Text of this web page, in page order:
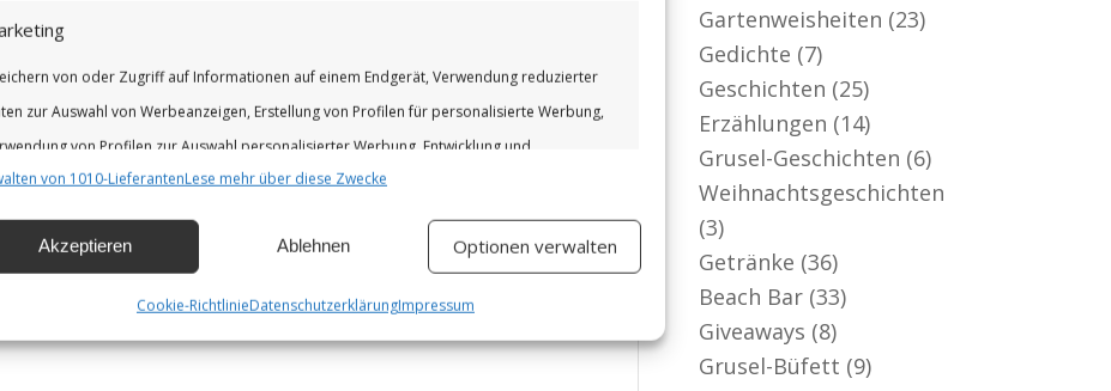
von oder Zugriff auf Informationen auf einem Endgerät, Verwendung reduzierter
zur Auswahl von Werbeanzeigen, Erstellung von Profilen für personalisierte Werbung,
von Profilen zur Auswahl personalisierter Werbung, Entwicklung und
der Angebote.
Immer aktiv
und Kombination von Daten aus unterschiedlichen Quellen,
von 1010-LieferantenLese mehr über diese Zwecke
Akzeptieren Ablehnen Optionen verwalten
Cookie-RichtlinieDatenschutzerklärungImpressum
Gartenweisheiten (23)
Gedichte (7)
Geschichten (25)
Erzählungen (14)
Grusel-Geschichten (6)
Weihnachtsgeschichten
(3)
Getränke (36)
Beach Bar (33)
Giveaways (8)
Grusel-Büfett (9)